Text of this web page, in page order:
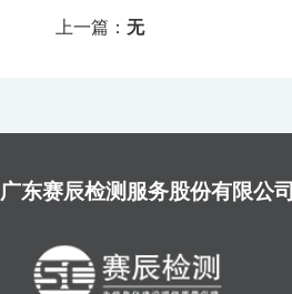
上一篇： 无
广东赛辰检测服务股份有限公司